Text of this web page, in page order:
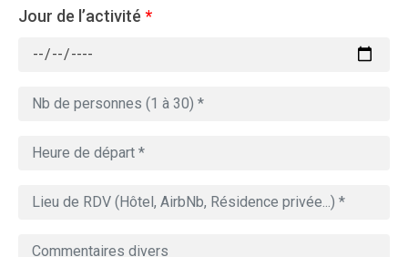
Jour de l’activité *